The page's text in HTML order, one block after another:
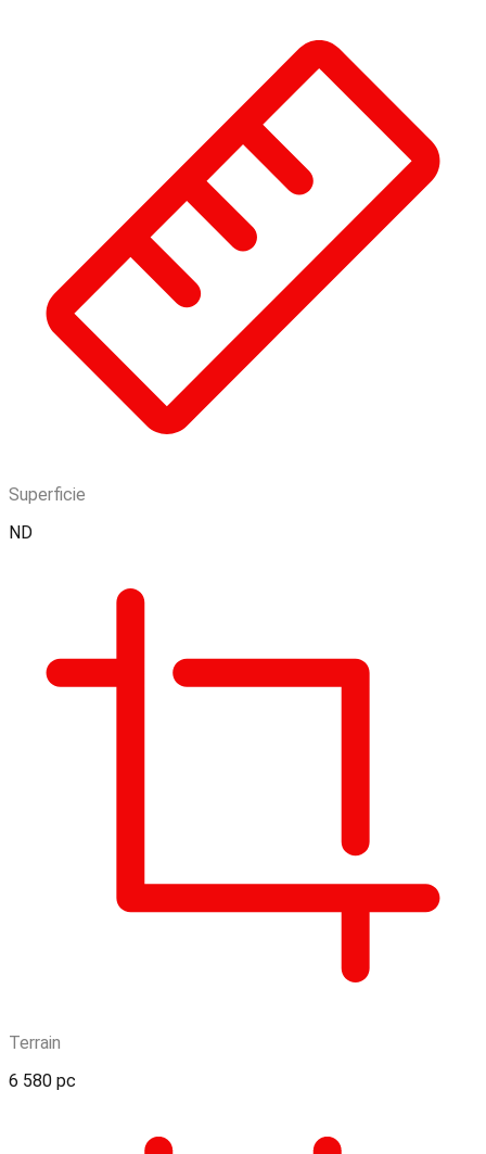
Superficie
ND
Terrain
6 580 pc